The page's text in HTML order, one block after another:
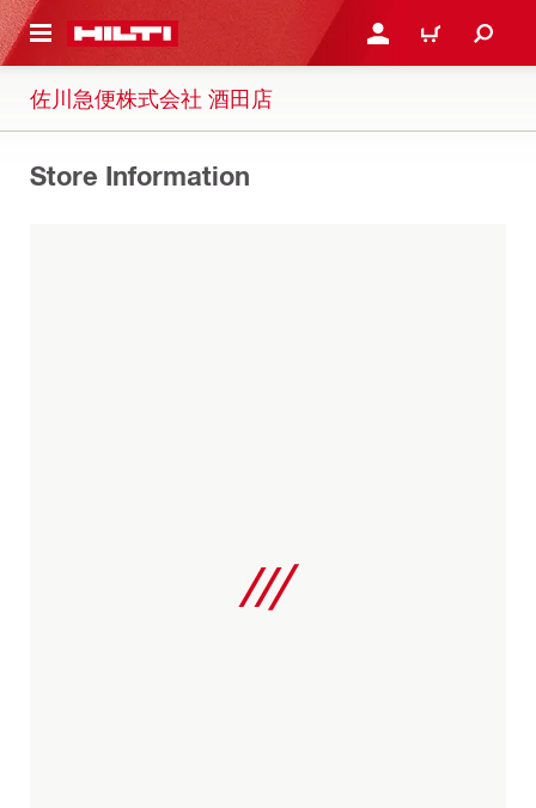
内容を表示 ログイン・新規オンライ
カート
佐川急便株式会社 酒田店
Store Information